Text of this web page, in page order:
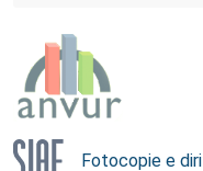
Fotocopie e